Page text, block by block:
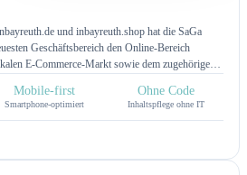
und inbayreuth.shop hat die SaGa
Geschäftsbereich den Online-Bereich
E-Commerce-Markt sowie dem zugehörigen
Mobile-first
Smartphone-optimiert
Ohne Code
Inhaltspflege ohne IT